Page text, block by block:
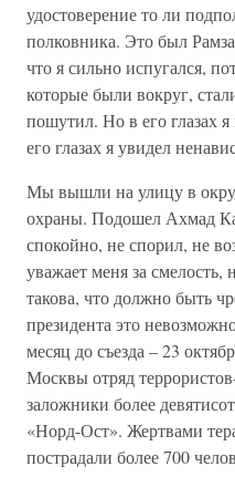
удостоверение то ли
полковника. Это был
что я сильно испугался,
которые были вокруг,
пошутил. Но в его глазах
его глазах я увидел
Мы вышли на улицу в
охраны. Подошел Ахмад
спокойно, не спорил, не
уважает меня за смелость,
такова, что должно быть
президента это
месяц до съезда – 23
Москвы отряд
заложники более
«Норд-Ост». Жертвами
пострадали более 700